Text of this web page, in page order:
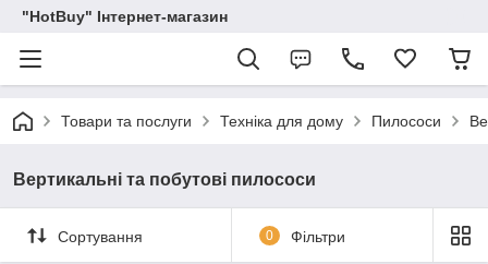
"HotBuy" Інтернет-магазин
Товари та послуги Техніка для дому Пилососи
Вертикальні та побутові пилососи
Сортування 0 Фільтри